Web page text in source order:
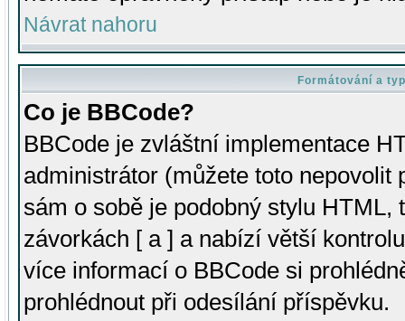
Návrat nahoru
Formátování a
Co je BBCode?
BBCode je zvláštní implementace
administrátor (můžete toto
sám o sobě je podobný stylu HTML,
závorkách [ a ] a nabízí větší
více informací o BBCode si
prohlédnout při odesílání příspěvku.